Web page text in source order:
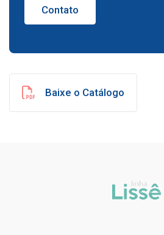
Contato
Baixe o Catálogo